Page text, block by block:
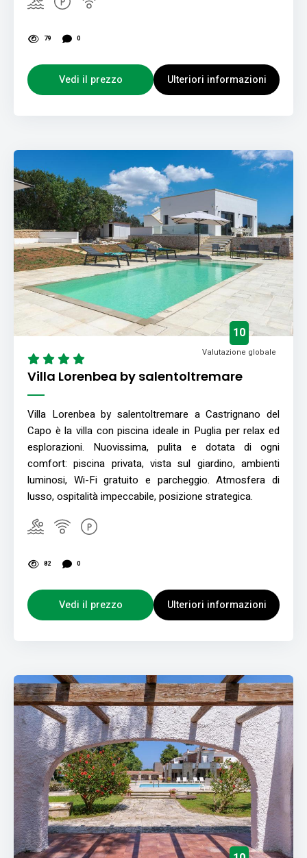
79 0
Vedi il prezzo Ulteriori informazioni
Villa Lorenbea by salentoltremare
10
Valutazione globale
Villa Lorenbea by salentoltremare a Castrignano del
Capo è la villa con piscina ideale in Puglia per relax ed
esplorazioni. Nuovissima, pulita e dotata di ogni
comfort: piscina privata, vista sul giardino, ambienti
luminosi, Wi-Fi gratuito e parcheggio. Atmosfera di
lusso, ospitalità impeccabile, posizione strategica.
82 0
Vedi il prezzo Ulteriori informazioni